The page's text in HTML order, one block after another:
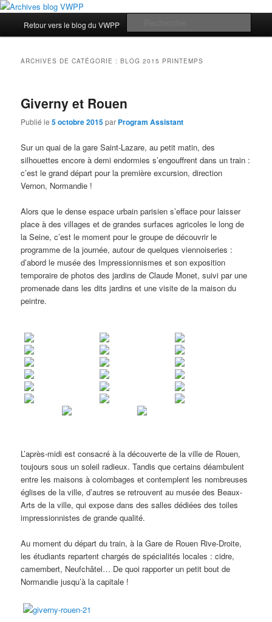
Aller
contenu
Aller
contenu
Archives blog VWPP
Les archives du blog des étudiants du Vassar-Wesleyan Programme à Paris
principal
Retour vers le blog du VWPP
ARCHIVES DE CATÉGORIE :BLOG 2015 PRINTEMPS
Giverny et Rouen
Publié le5 octobre 2015par Program Assistant
Sur un quai de la gare Saint-Lazare, au petit matin, des
silhouettes encore à demi endormies s’engouffrent dans un train :
c’est le grand départ pour la première excursion, direction
Vernon, Normandie !
Alors que le dense espace urbain parisien s’efface pour laisser
place à des villages et de grandes surfaces agricoles le long de
la Seine, c’est le moment pour le groupe de découvrir le
programme de la journée, autour de quelques viennoiseries :
d’abord le musée des Impressionnismes et son exposition
temporaire de photos des jardins de Claude Monet, suivi par une
promenade dans les dits jardins et une visite de la maison du
peintre.
L’après-midi est consacré à la découverte de la ville de Rouen,
toujours sous un soleil radieux. Tandis que certains déambulent
entre les maisons à colombages et contemplent les nombreuses
églises de la ville, d’autres se retrouvent au musée des Beaux-
Arts de la ville, qui expose dans des salles dédiées des toiles
impressionnistes de grande qualité.
Au moment du départ du train, à la Gare de Rouen Rive-Droite,
les étudiants repartent chargés de spécialités locales : cidre,
camembert, Neufchâtel… De quoi rapporter un petit bout de
Normandie jusqu’à la capitale !